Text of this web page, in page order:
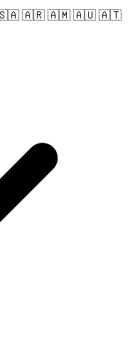
🇦🇷 🇦🇲 🇦🇺 🇦🇹